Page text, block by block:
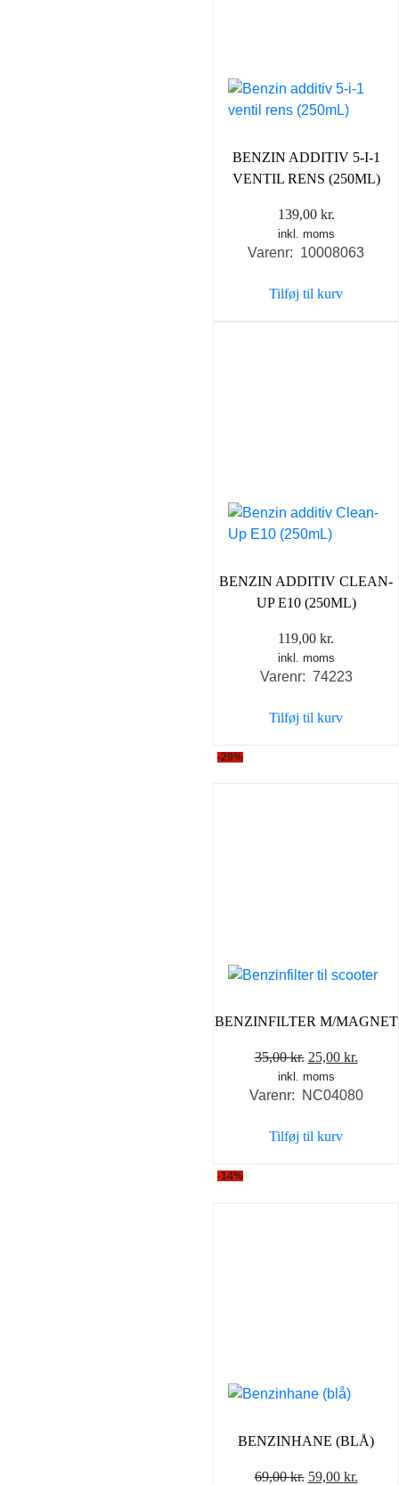
BENZIN ADDITIV 5-I-1
VENTIL RENS (250ML)
139,00 kr.
inkl. moms
Varenr: 10008063
Tilføj til kurv
BENZIN ADDITIV CLEAN-
UP E10 (250ML)
119,00 kr.
inkl. moms
Varenr: 74223
Tilføj til kurv
-29%
BENZINFILTER M/MAGNET
35,00kr. Den
oprindelige
pris
35,00 kr..
25,00 kr.
pris
inkl. moms
Varenr: NC04080
Tilføj til kurv
-14%
BENZINHANE (BLÅ)
69,00kr. Den
59,00 kr.